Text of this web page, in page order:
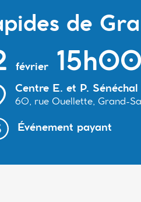
de
février
Centre E. et P. Sénéchal
60, rue Ouellette, Grand-
Événement payant